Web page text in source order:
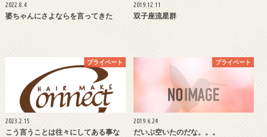
2022.8.4
婆ちゃんにさよならを言ってきた
2019.12.11
双子座流星群
プライベート
2023.2.15
こう言うことは往々にしてある事な
プライベート
2019.6.24
だいぶ空いたのだな。。。